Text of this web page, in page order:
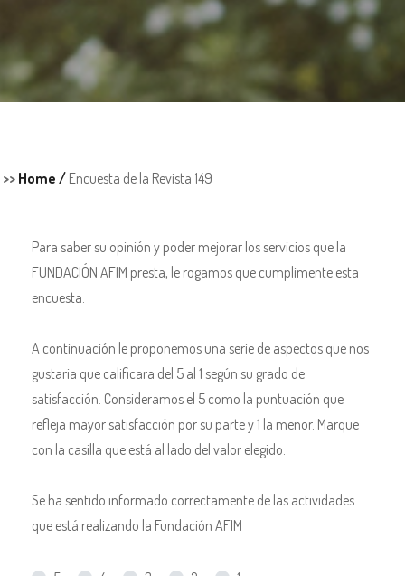
>> Home / Encuesta de la Revista 149
Para saber su opinión y poder mejorar los servicios que la
FUNDACIÓN AFIM presta, le rogamos que cumplimente esta
encuesta.
A continuación le proponemos una serie de aspectos que nos
gustaria que calificara del 5 al 1 según su grado de
satisfacción. Consideramos el 5 como la puntuación que
refleja mayor satisfacción por su parte y 1 la menor. Marque
con la casilla que está al lado del valor elegido.
Se ha sentido informado correctamente de las actividades
que está realizando la Fundación AFIM